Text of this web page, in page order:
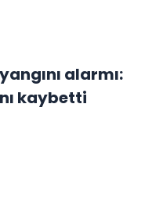
alarmı:
kaybetti